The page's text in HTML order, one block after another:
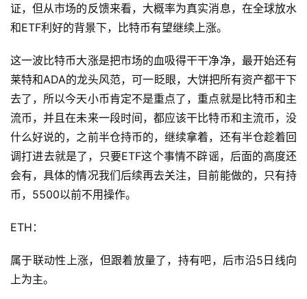
证，但从市场的反馈来看，大概率为真实消息，在全球放水
和ETF利好的背景下，比特币有望继续上涨。
这一波比特币大涨是把市场的血吸得干干净净，最开始还有
莱特和ADA的龙头风范，可一眨眼，大饼把所有资产都干下
去了，所以今天小币肯定不是重点了，重点就是比特币和主
流币，并且在未来一段时间，都应该干比特币和主流币，没
什么好说的，之前半仓持币的，继续拿着，还有半仓趁着回
调打进去就是了，只要ETF这个事情不辟谣，后面的高度还
会有，具体的情况我们后续再去关注，目前能做的，只有持
币，5500以前不用操作。
ETH：
属于联动性上涨，但跟着放量了，持有吧，后市沿5日线向
上为主。